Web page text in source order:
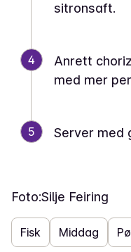
sitronsaft.
4
Anrett
med mer
5 Server med
Foto:Silje Feiring
Fisk Middag